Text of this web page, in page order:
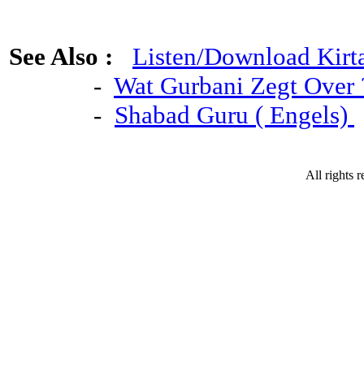
See Also : Listen/Download
- Wat Gurbani Zegt Over
- Shabad Guru ( Engels)
All rights